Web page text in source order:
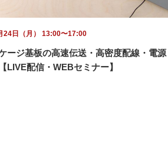
24日（月） 13:00〜17:00
ージ基板の高速伝送・高密度配線・電源
LIVE配信・WEBセミナー】